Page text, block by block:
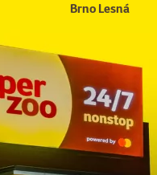
Brno Lesná